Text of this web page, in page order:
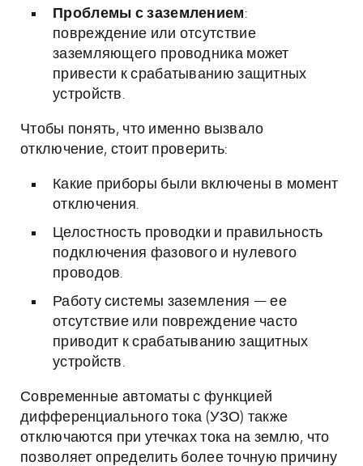
Проблемы с заземлением:
повреждение или отсутствие
заземляющего проводника может
привести к срабатыванию защитных
устройств.
Чтобы понять, что именно вызвало
отключение, стоит проверить:
Какие приборы были включены в момент
отключения.
Целостность проводки и правильность
подключения фазового и нулевого
проводов.
Работу системы заземления — ее
отсутствие или повреждение часто
приводит к срабатыванию защитных
устройств.
Современные автоматы с функцией
дифференциального тока (УЗО) также
отключаются при утечках тока на землю, что
позволяет определить более точную причину